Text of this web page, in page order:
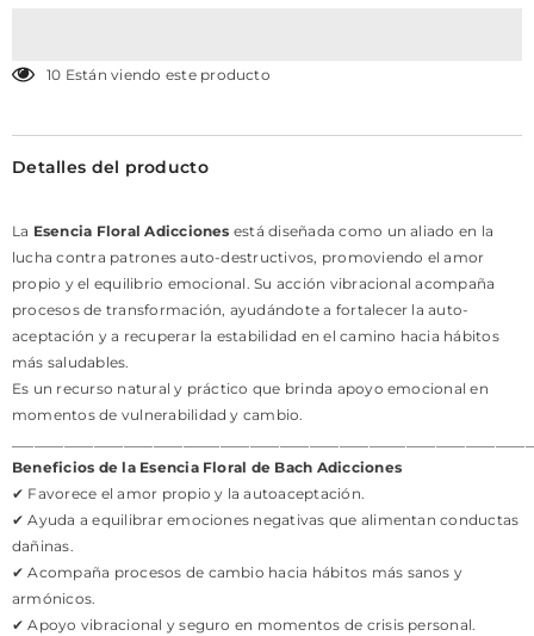
112 Están viendo este producto
Detalles del producto
La Esencia Floral Adicciones está diseñada como un aliado en la
lucha contra patrones auto-destructivos, promoviendo el amor
propio y el equilibrio emocional. Su acción vibracional acompaña
procesos de transformación, ayudándote a fortalecer la auto-
aceptación y a recuperar la estabilidad en el camino hacia hábitos
más saludables.
Es un recurso natural y práctico que brinda apoyo emocional en
momentos de vulnerabilidad y cambio.
Beneficios de la Esencia Floral de Bach Adicciones
✔ Favorece el amor propio y la autoaceptación.
✔ Ayuda a equilibrar emociones negativas que alimentan conductas
dañinas.
✔ Acompaña procesos de cambio hacia hábitos más sanos y
armónicos.
✔ Apoyo vibracional y seguro en momentos de crisis personal.